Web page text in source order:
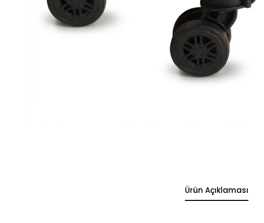
Ürün Açıklaması